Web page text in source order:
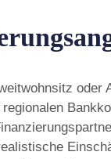
oder